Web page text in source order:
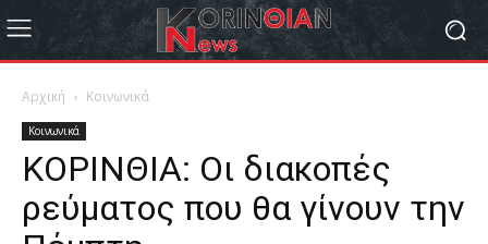
Αρχική Κοινωνικά
Κοινωνικά
ΚΟΡΙΝΘΙΑ: Οι διακοπές
ρεύματος που θα γίνουν την